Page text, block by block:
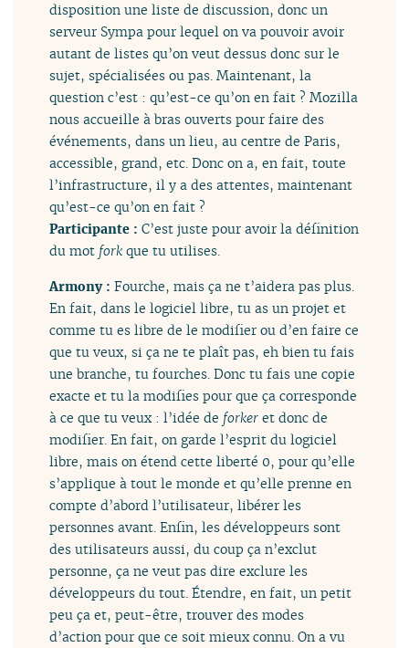
disposition une liste de discussion, donc un
serveur Sympa pour lequel on va pouvoir avoir
autant de listes qu’on veut dessus donc sur le
sujet, spécialisées ou pas. Maintenant, la
question c’est : qu’est-ce qu’on en fait ? Mozilla
nous accueille à bras ouverts pour faire des
événements, dans un lieu, au centre de Paris,
accessible, grand, etc. Donc on a, en fait, toute
l’infrastructure, il y a des attentes, maintenant
qu’est-ce qu’on en fait ?
Participante : C’est juste pour avoir la définition
du mot fork que tu utilises.
Armony : Fourche, mais ça ne t’aidera pas plus.
En fait, dans le logiciel libre, tu as un projet et
comme tu es libre de le modifier ou d’en faire ce
que tu veux, si ça ne te plaît pas, eh bien tu fais
une branche, tu fourches. Donc tu fais une copie
exacte et tu la modifies pour que ça corresponde
à ce que tu veux : l’idée de forker et donc de
modifier. En fait, on garde l’esprit du logiciel
libre, mais on étend cette liberté 0, pour qu’elle
s’applique à tout le monde et qu’elle prenne en
compte d’abord l’utilisateur, libérer les
personnes avant. Enfin, les développeurs sont
des utilisateurs aussi, du coup ça n’exclut
personne, ça ne veut pas dire exclure les
développeurs du tout. Étendre, en fait, un petit
peu ça et, peut-être, trouver des modes
d’action pour que ce soit mieux connu. On a vu